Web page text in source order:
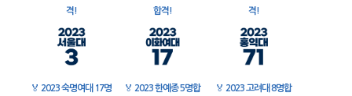
격!
합격!
격!
🏅 2023 숙명여대 17명
🏅 2023 한예종 5명합
🏅 2023 고려대 8명합